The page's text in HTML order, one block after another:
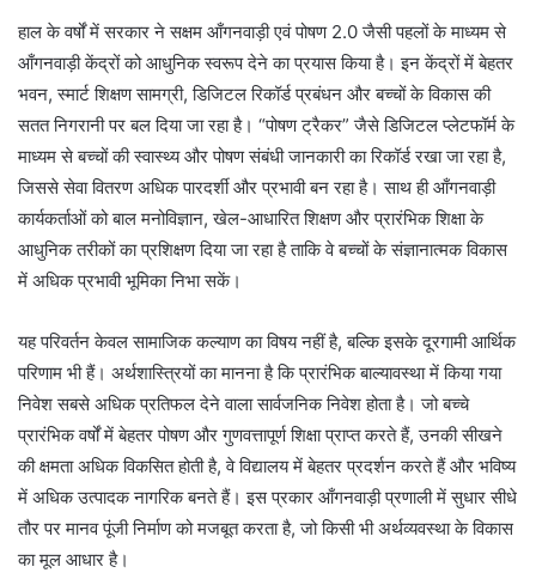
हाल के वर्षों में सरकार ने सक्षम आँगनवाड़ी एवं पोषण 2.0 जैसी पहलों के माध्यम से
आँगनवाड़ी केंद्रों को आधुनिक स्वरूप देने का प्रयास किया है। इन केंद्रों में बेहतर
भवन, स्मार्ट शिक्षण सामग्री, डिजिटल रिकॉर्ड प्रबंधन और बच्चों के विकास की
सतत निगरानी पर बल दिया जा रहा है। “पोषण ट्रैकर” जैसे डिजिटल प्लेटफॉर्म के
माध्यम से बच्चों की स्वास्थ्य और पोषण संबंधी जानकारी का रिकॉर्ड रखा जा रहा है,
जिससे सेवा वितरण अधिक पारदर्शी और प्रभावी बन रहा है। साथ ही आँगनवाड़ी
कार्यकर्ताओं को बाल मनोविज्ञान, खेल-आधारित शिक्षण और प्रारंभिक शिक्षा के
आधुनिक तरीकों का प्रशिक्षण दिया जा रहा है ताकि वे बच्चों के संज्ञानात्मक विकास
में अधिक प्रभावी भूमिका निभा सकें।
यह परिवर्तन केवल सामाजिक कल्याण का विषय नहीं है, बल्कि इसके दूरगामी आर्थिक
परिणाम भी हैं। अर्थशास्त्रियों का मानना है कि प्रारंभिक बाल्यावस्था में किया गया
निवेश सबसे अधिक प्रतिफल देने वाला सार्वजनिक निवेश होता है। जो बच्चे
प्रारंभिक वर्षों में बेहतर पोषण और गुणवत्तापूर्ण शिक्षा प्राप्त करते हैं, उनकी सीखने
की क्षमता अधिक विकसित होती है, वे विद्यालय में बेहतर प्रदर्शन करते हैं और भविष्य
में अधिक उत्पादक नागरिक बनते हैं। इस प्रकार आँगनवाड़ी प्रणाली में सुधार सीधे
तौर पर मानव पूंजी निर्माण को मजबूत करता है, जो किसी भी अर्थव्यवस्था के विकास
का मूल आधार है।